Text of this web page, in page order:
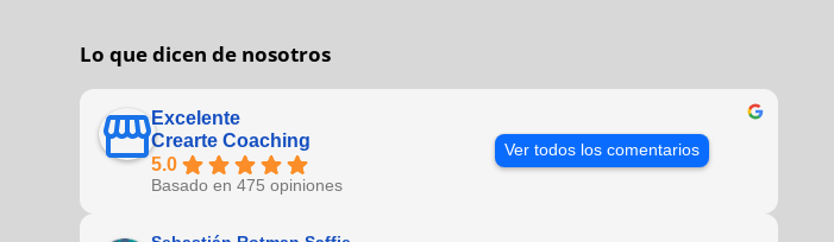
Lo que dicen de nosotros
Excelente
Crearte Coaching
5.0
Basado en 475 opiniones
Ver todos los comentarios